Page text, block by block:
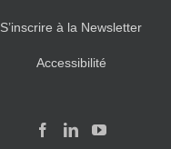
S’inscrire à la Newsletter
Accessibilité